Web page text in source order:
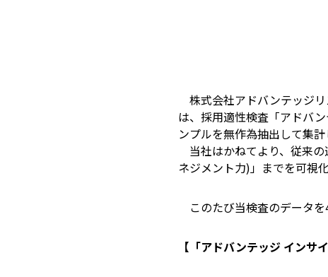
株式会社アドバンテッジリ
は、採用適性検査「アドバ
ンプルを無作為抽出して集
当社はかねてより、従来
ネジメント力)」までを可視
このたび当検査のデータを
【「アドバンテッジ インサ